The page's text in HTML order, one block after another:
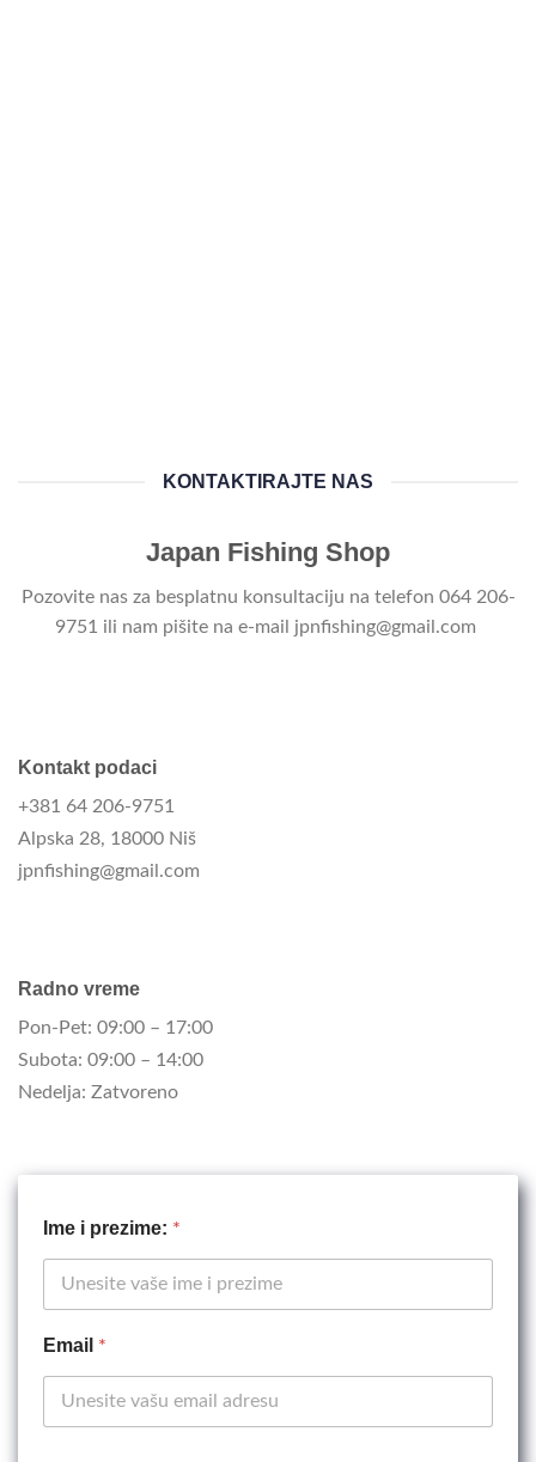
KONTAKTIRAJTE NAS
Japan Fishing Shop
Pozovite nas za besplatnu konsultaciju na telefon 064 206-
9751 ili nam pišite na e-mail jpnfishing@gmail.com
Kontakt podaci
+381 64 206-9751
Alpska 28, 18000 Niš
jpnfishing@gmail.com
Radno vreme
Pon-Pet: 09:00 – 17:00
Subota: 09:00 – 14:00
Nedelja: Zatvoreno
m
a
r
Ime i prezime: *
Email *